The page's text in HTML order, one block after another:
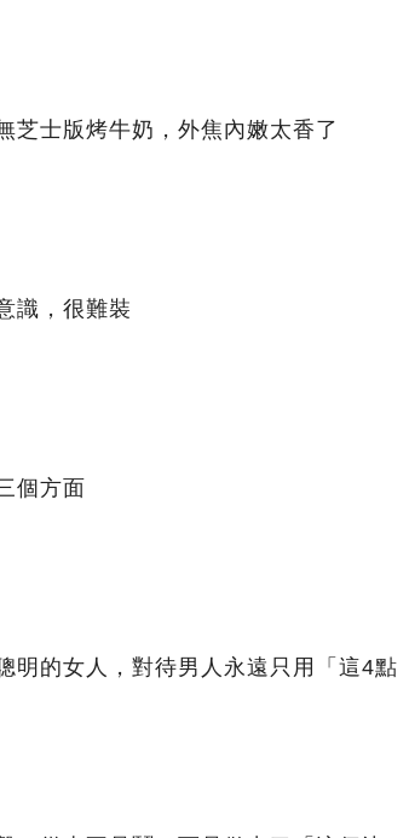
芝士版烤牛奶，外焦內嫩太香了
識，很難裝
個方面
明的女人，對待男人永遠只用「這4點